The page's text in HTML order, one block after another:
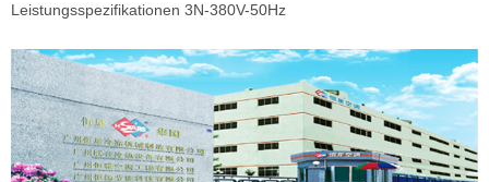
Leistungsspezifikationen 3N-380V-50Hz